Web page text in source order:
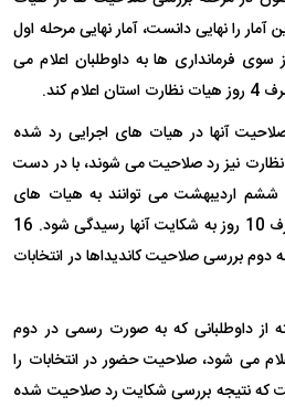
را نهایی دانست،‌ آمار نهایی مرحله اول
فرمانداری ها به داوطلبان اعلام می
کند.
آنها در هیات های اجرایی رد شده
نیز رد صلاحیت می شوند،‌ با در دست
اردیبهشت می توانند به هیات های
نظارت استان شکایت کرده تا ظرف 10 روز به شکایت آنها رسیدگی شود. 16
دوم بررسی صلاحیت کاندیداها در انتخابات
داوطلبانی که به صورت رسمی در دوم
می شود،‌ صلاحیت حضور در انتخابات را
است که نتیجه بررسی شکایت رد صلاحیت شده